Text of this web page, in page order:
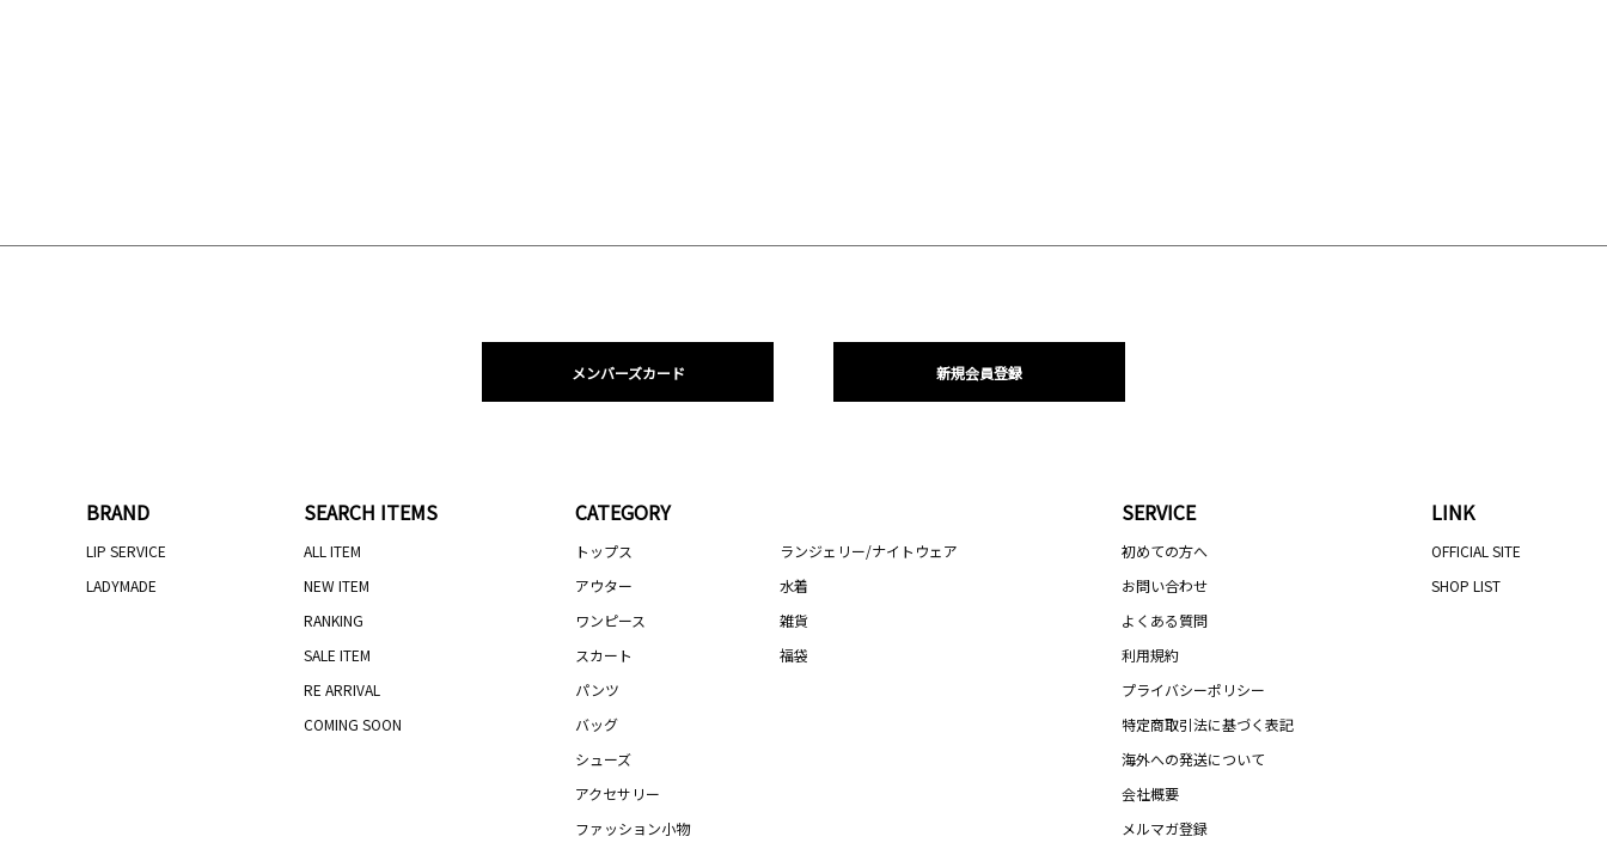
メンバーズカード 新規会員登録
BRAND
LIP SERVICE
LADYMADE
SEARCH ITEMS
ALL ITEM
NEW ITEM
RANKING
SALE ITEM
RE ARRIVAL
COMING SOON
CATEGORY
トップス
アウター
ワンピース
スカート
パンツ
バッグ
シューズ
アクセサリー
ファッション小物
ランジェリー/ナイトウェア
水着
雑貨
福袋
SERVICE
初めての方へ
お問い合わせ
よくある質問
利用規約
プライバシーポリシー
特定商取引法に基づく表記
海外への発送について
会社概要
メルマガ登録
LINK
OFFICIAL SITE
SHOP LIST